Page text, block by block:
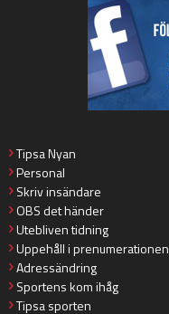
Tipsa Nyan
Personal
Skriv insändare
OBS det händer
Utebliven tidning
Uppehåll i prenumerationen
Adressändring
Sportens kom ihåg
Tipsa sporten